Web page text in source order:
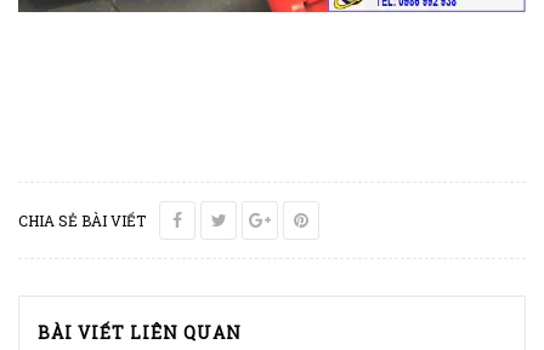
CHIA SẺ BÀI VIẾT
BÀI VIẾT LIÊN QUAN